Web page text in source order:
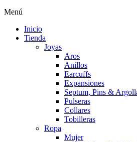
Menú
Inicio
Tienda
Joyas
Aros
Anillos
Earcuffs
Expansiones
Septum, Pins &
Pulseras
Collares
Tobilleras
Ropa
Mujer